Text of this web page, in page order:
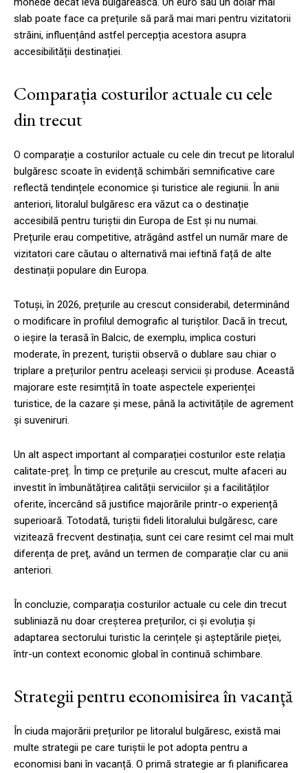
slab poate face ca prețurile să pară mai mari pentru vizitatorii
străini, influențând astfel percepția acestora asupra
accesibilității destinației.
Comparația costurilor actuale cu cele
din trecut
O comparație a costurilor actuale cu cele din trecut pe litoralul
bulgăresc scoate în evidență schimbări semnificative care
reflectă tendințele economice și turistice ale regiunii. În anii
anteriori, litoralul bulgăresc era văzut ca o destinație
accesibilă pentru turiștii din Europa de Est și nu numai.
Prețurile erau competitive, atrăgând astfel un număr mare de
vizitatori care căutau o alternativă mai ieftină față de alte
destinații populare din Europa.
Totuși, în 2026, prețurile au crescut considerabil, determinând
o modificare în profilul demografic al turiștilor. Dacă în trecut,
o ieșire la terasă în Balcic, de exemplu, implica costuri
moderate, în prezent, turiștii observă o dublare sau chiar o
triplare a prețurilor pentru aceleași servicii și produse. Această
majorare este resimțită în toate aspectele experienței
turistice, de la cazare și mese, până la activitățile de agrement
și suveniruri.
Un alt aspect important al comparației costurilor este relația
calitate-preț. În timp ce prețurile au crescut, multe afaceri au
investit în îmbunătățirea calității serviciilor și a facilităților
oferite, încercând să justifice majorările printr-o experiență
superioară. Totodată, turiștii fideli litoralului bulgăresc, care
vizitează frecvent destinația, sunt cei care resimt cel mai mult
diferența de preț, având un termen de comparație clar cu anii
anteriori.
În concluzie, comparația costurilor actuale cu cele din trecut
subliniază nu doar creșterea prețurilor, ci și evoluția și
adaptarea sectorului turistic la cerințele și așteptările pieței,
într-un context economic global în continuă schimbare.
Strategii pentru economisirea în vacanță
În ciuda majorării prețurilor pe litoralul bulgăresc, există mai
multe strategii pe care turiștii le pot adopta pentru a
economisi bani în vacanță. O primă strategie ar fi planificarea